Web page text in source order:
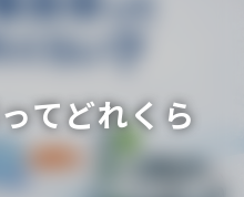
てどれくら